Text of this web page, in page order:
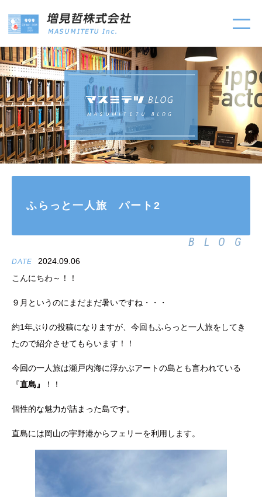
ふらっと一人旅 パート2
BLOG
DATE
2024.09.06
こんにちわ～！！
９月というのにまだまだ暑いですね・・・
約1年ぶりの投稿になりますが、今回もふらっと一人旅をしてき
たので紹介させてもらいます！！
今回の一人旅は瀬戸内海に浮かぶアートの島とも言われている
『直島』 ！！
個性的な魅力が詰まった島です。
直島には岡山の宇野港からフェリーを利用します。